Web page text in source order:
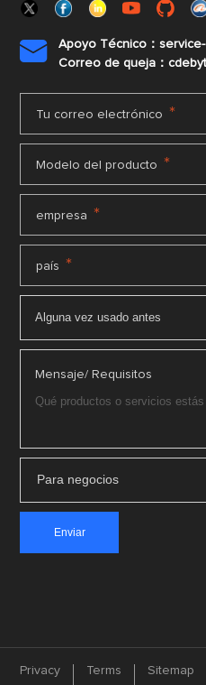

Apoyo Técnico：
Correo de queja：
Tu correo electrónico *
Modelo del producto *
empresa *
país *
Mensaje/ Requisitos
Para negocios
Privacy Terms Sitemap